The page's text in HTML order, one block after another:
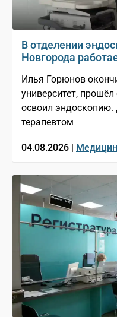
В отделении
Новгорода
Илья Горюнов
университет,
освоил эндоскопию.
терапевтом
04.08.2026 |